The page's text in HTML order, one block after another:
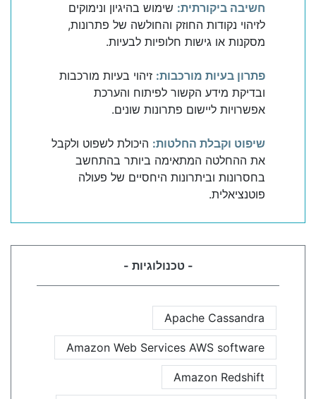
חשיבה ביקורתית: שימוש בהיגיון ונימוקים
לזיהוי נקודות החוזק והחולשה של פתרונות,
מסקנות או גישות חלופיות לבעיות.
פתרון בעיות מורכבות: זיהוי בעיות מורכבות
ובדיקת מידע הקשור לפיתוח והערכת
אפשרויות ליישום פתרונות שונים.
שיפוט וקבלת החלטות: היכולת לשפוט ולקבל
את ההחלטה המתאימה ביותר בהתחשב
בחסרונות וביתרונות היחסיים של פעולה
פוטנציאלית.
- טכנולוגיות -
Apache Cassandra
Amazon Web Services AWS software
Amazon Redshift